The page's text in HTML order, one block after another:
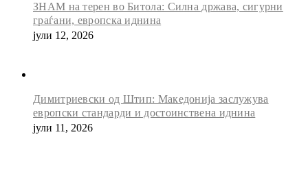
ЗНАМ на терен во Битола: Силна држава, сигурни
граѓани, европска иднина
јули 12, 2026
Димитриевски од Штип: Македонија заслужува
европски стандарди и достоинствена иднина
јули 11, 2026